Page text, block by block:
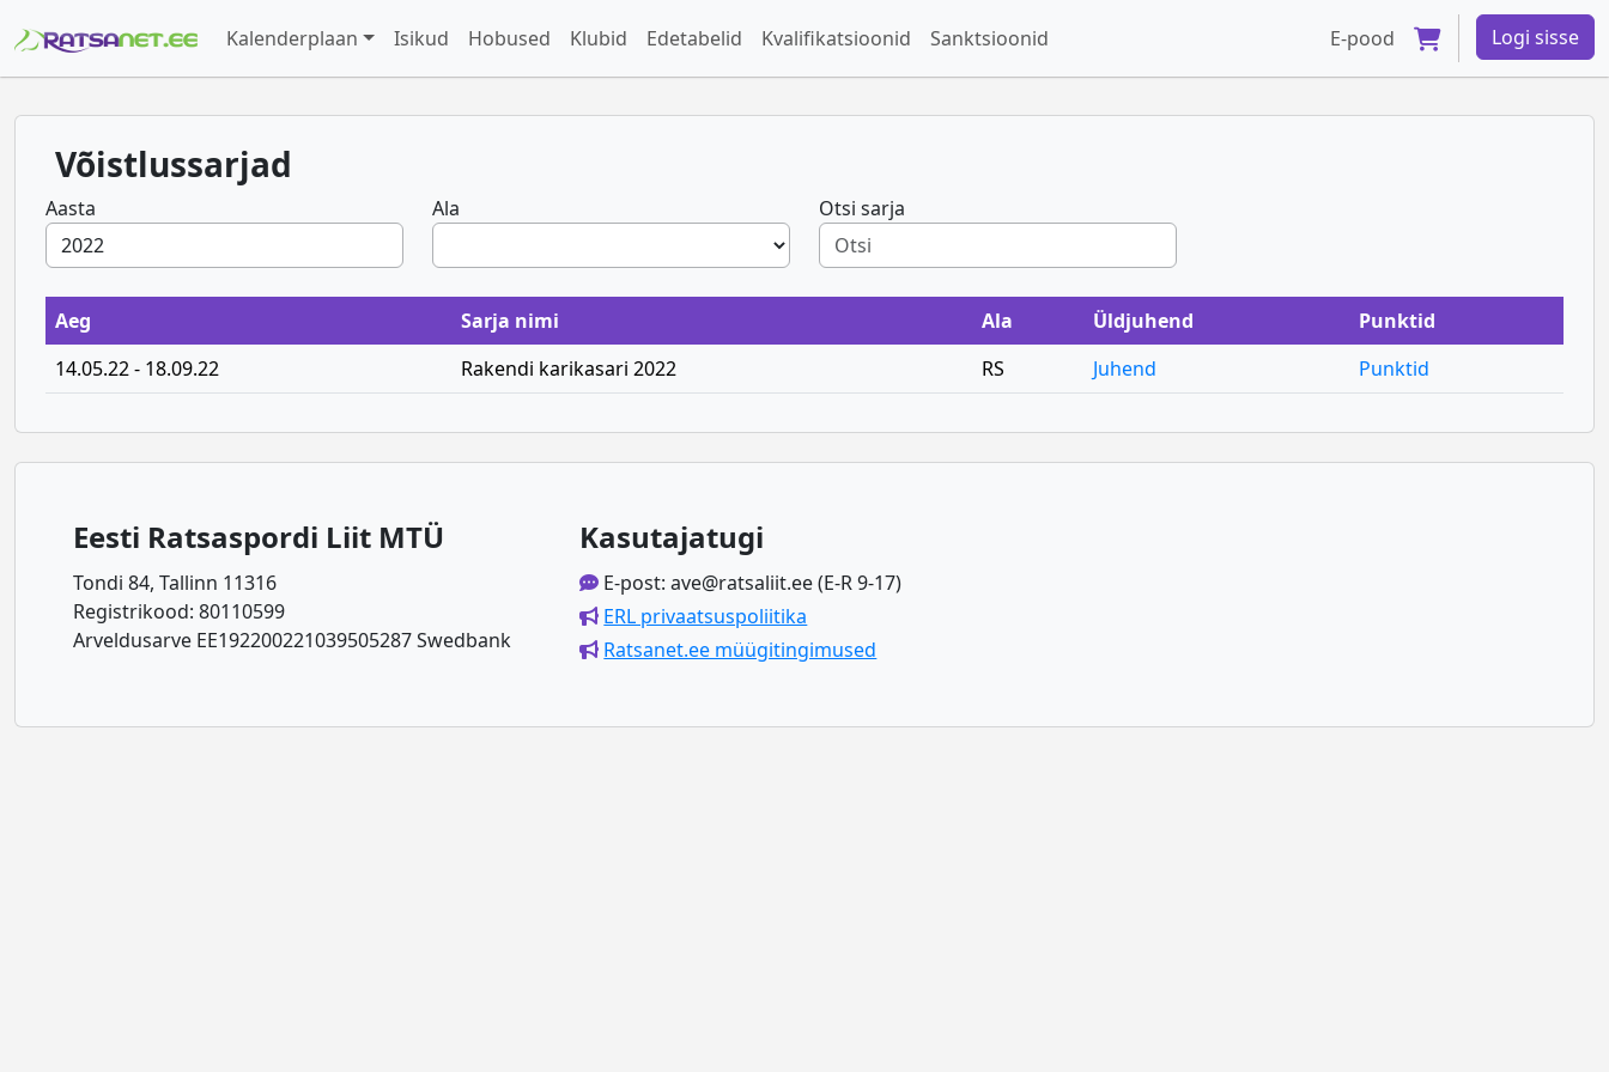
Kalenderplaan Isikud Hobused Klubid Edetabelid Kvalifikatsioonid Sanktsioonid E-pood Logi sisse
Võistlussarjad
Aasta Ala Otsi sarja
Aeg Sarja nimi Ala Üldjuhend
Punktid
14.05.22 - 18.09.22
Rakendi karikasari 2022 RS Juhend Punktid
Eesti Ratsaspordi Liit MTÜ
Tondi 84, Tallinn 11316
Registrikood: 80110599
Arveldusarve EE192200221039505287 Swedbank
Kasutajatugi
E-post: ave@ratsaliit.ee (E-R 9-17)
ERL privaatsuspoliitika
Ratsanet.ee müügitingimused